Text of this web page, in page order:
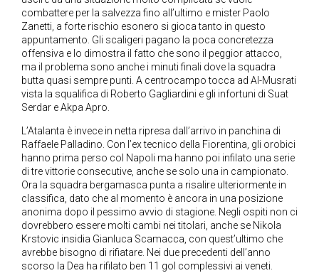
combattere per la salvezza fino all’ultimo e mister Paolo
Zanetti, a forte rischio esonero si gioca tanto in questo
appuntamento. Gli scaligeri pagano la poca concretezza
offensiva e lo dimostra il fatto che sono il peggior attacco,
ma il problema sono anche i minuti finali dove la squadra
butta quasi sempre punti. A centrocampo tocca ad Al-Musrati
vista la squalifica di Roberto Gagliardini e gli infortuni di Suat
Serdar e Akpa Apro.
L’Atalanta è invece in netta ripresa dall’arrivo in panchina di
Raffaele Palladino. Con l’ex tecnico della Fiorentina, gli orobici
hanno prima perso col Napoli ma hanno poi infilato una serie
di tre vittorie consecutive, anche se solo una in campionato.
Ora la squadra bergamasca punta a risalire ulteriormente in
classifica, dato che al momento è ancora in una posizione
anonima dopo il pessimo avvio di stagione. Negli ospiti non ci
dovrebbero essere molti cambi nei titolari, anche se Nikola
Krstovic insidia Gianluca Scamacca, con quest’ultimo che
avrebbe bisogno di rifiatare. Nei due precedenti dell’anno
scorso la Dea ha rifilato ben 11 gol complessivi ai veneti.